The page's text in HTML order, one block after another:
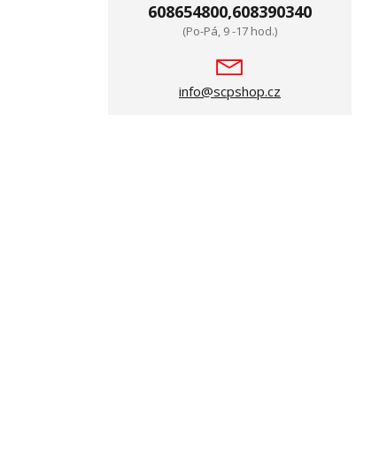
608654800,608390340
(Po-Pá, 9 -17 hod.)
info@scpshop.cz